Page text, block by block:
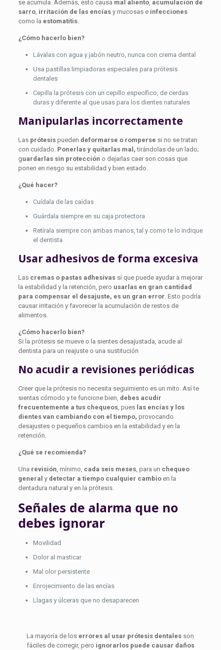
se acumula. Además, esto causa mal aliento, acumulación de
sarro, irritación de las encíasy mucosas e infecciones
como la estomatitis.
¿Cómo hacerlo bien?
Lávalas con agua y jabón neutro, nunca con crema dental
Usa pastillas limpiadoras especiales para prótesis
dentales
Cepilla la prótesis con un cepillo específico, de cerdas
duras y diferente al que usas para los dientes naturales
Manipularlas incorrectamente
Las prótesispueden deformarse o romperse si no se tratan
con cuidado. Ponerlas y quitarlas mal,tirándolas de un lado;
guardarlas sin protección o dejarlas caer son cosas que
ponen en riesgo su estabilidad y bien estado.
¿Qué hacer?
Cuídala de las caídas
Guárdala siempre en su caja protectora
Retírala siempre con ambas manos, tal y como te lo indique
el dentista
Usar adhesivos de forma excesiva
Las cremas o pastas adhesivassí que puede ayudar a mejorar
la estabilidad y la retención, pero usarlas en gran cantidad
para compensar el desajuste, es un gran error. Esto podría
causar irritación y favorecer la acumulación de restos de
alimentos.
¿Cómo hacerlo bien?
Si la prótesis se mueve o la sientes desajustada, acude al
dentista para un reajuste o una sustitución
No acudir a revisiones periódicas
Creer que la prótesis no necesita seguimiento es un mito. Así te
sientas cómodo y te funcione bien, debes acudir
frecuentemente a tus chequeos, pues las encías y los
dientes van cambiando con el tiempo, provocando
desajustes o pequeños cambios en la estabilidad y en la
retención.
¿Qué se recomienda?
Una revisión, mínimo, cada seis meses, para un chequeo
general y detectar a tiempo cualquier cambio en la
dentadura natural y en la prótesis.
Señales de alarma que no
debes ignorar
Movilidad
Dolor al masticar
Mal olor persistente
Enrojecimiento de las encías
Llagas y úlceras que no desaparecen
La mayoría de los errores al usar prótesis dentales son
fáciles de corregir, pero ignorarlos puede causar daños